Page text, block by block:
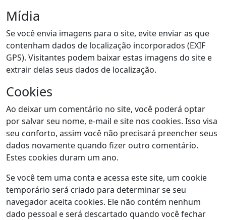
Mídia
Se você envia imagens para o site, evite enviar as que
contenham dados de localização incorporados (EXIF
GPS). Visitantes podem baixar estas imagens do site e
extrair delas seus dados de localização.
Cookies
Ao deixar um comentário no site, você poderá optar
por salvar seu nome, e-mail e site nos cookies. Isso visa
seu conforto, assim você não precisará preencher seus
dados novamente quando fizer outro comentário.
Estes cookies duram um ano.
Se você tem uma conta e acessa este site, um cookie
temporário será criado para determinar se seu
navegador aceita cookies. Ele não contém nenhum
dado pessoal e será descartado quando você fechar